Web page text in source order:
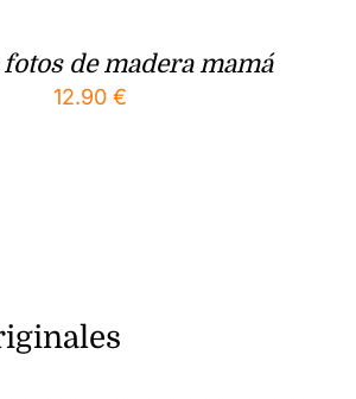
fotos de madera mamá
12.90 €